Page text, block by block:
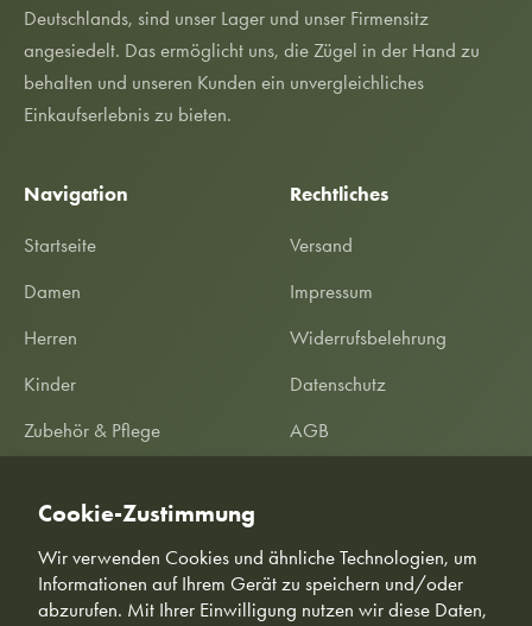
Cookie-Zustimmung
Wir verwenden Cookies und ähnliche Technologien, um
Informationen auf Ihrem Gerät zu speichern und/oder
abzurufen. Mit Ihrer Einwilligung nutzen wir diese Daten,
Deutschlands, sind unser Lager und unser Firmensitz
angesiedelt. Das ermöglicht uns, die Zügel in der Hand zu
behalten und unseren Kunden ein unvergleichliches
Einkaufserlebnis zu bieten.
Navigation
Startseite
Damen
Herren
Kinder
Zubehör & Pflege
Informationen
Rechtliches
Versand
Impressum
Widerrufsbelehrung
Datenschutz
AGB